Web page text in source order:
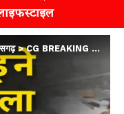
>CG BREAKING : आरोपियों को पकड़ने पहुंची पुलिस पर हमला, TI समेत महिला आरक्षक घायल